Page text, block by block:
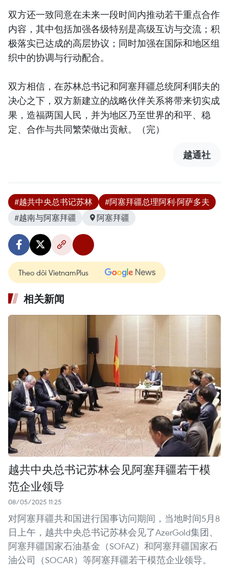
双方还一致同意在未来一段时间内推动若干重点合作
内容，其中包括加强各级特别是高级互访与交流；积
极落实已达成的高层协议；同时加强在国际和地区组
织中的协调与行动配合。
双方相信，在苏林总书记和阿塞拜疆总统阿利耶夫的
决心之下，双方新建立的战略伙伴关系将带来切实成
果，造福两国人民，并为地区乃至世界的和平、稳
定、合作与共同繁荣做出贡献。（完）
越通社
#越共中央总书记苏林
#阿塞拜疆总理阿利·阿萨多夫
#越南与阿塞拜疆
阿塞拜疆
Theo dõi VietnamPlus
相关新闻
越共中央总书记苏林会见阿塞拜疆若干模
范企业领导
08/05/2025 11:25
对阿塞拜疆共和国进行国事访问期间，当地时间5月8
日上午，越共中央总书记苏林会见了AzerGold集团、
阿塞拜疆国家石油基金（SOFAZ）和阿塞拜疆国家石
油公司（SOCAR）等阿塞拜疆若干模范企业领导。